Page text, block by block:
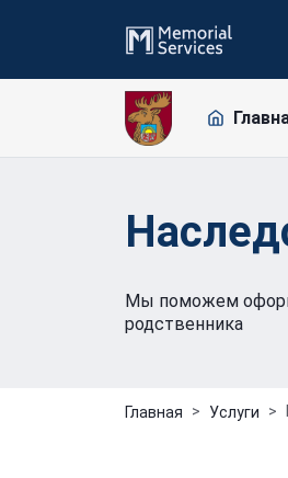
Мы поможем
родственника
Главная Услуги